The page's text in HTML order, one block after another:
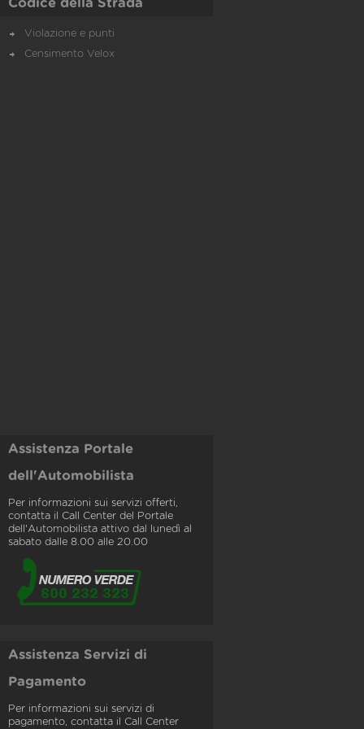
Codice della Strada
Violazione e punti
Censimento Velox
Assistenza Portale
dell'Automobilista
Per informazioni sui servizi offerti,
contatta il Call Center del Portale
dell'Automobilista attivo dal lunedì al
sabato dalle 8.00 alle 20.00
Assistenza Servizi di
Pagamento
Per informazioni sui servizi di
pagamento, contatta il Call Center